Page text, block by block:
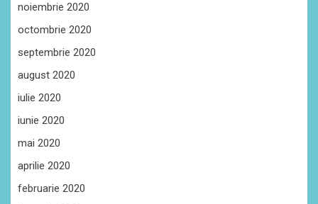
noiembrie 2020
octombrie 2020
septembrie 2020
august 2020
iulie 2020
iunie 2020
mai 2020
aprilie 2020
februarie 2020